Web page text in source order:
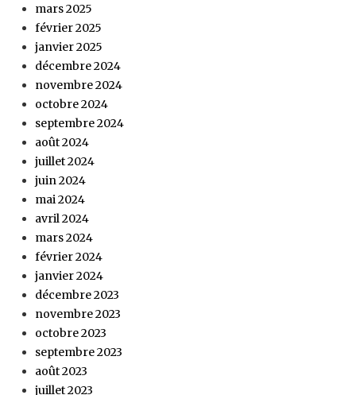
mars 2025
février 2025
janvier 2025
décembre 2024
novembre 2024
octobre 2024
septembre 2024
août 2024
juillet 2024
juin 2024
mai 2024
avril 2024
mars 2024
février 2024
janvier 2024
décembre 2023
novembre 2023
octobre 2023
septembre 2023
août 2023
juillet 2023